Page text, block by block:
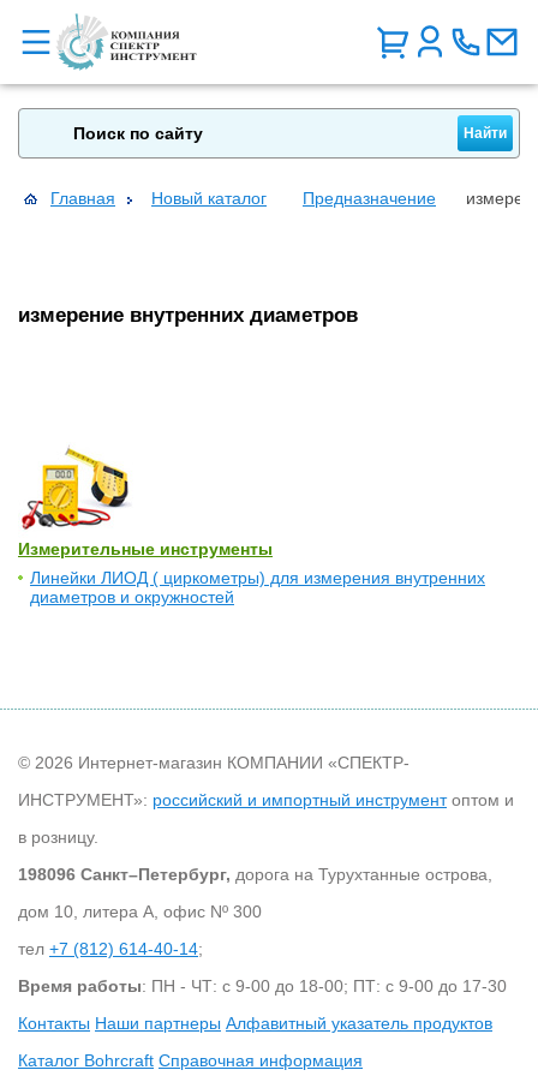
Главная Новый каталог Предназначение
измерение внутренних диаметров
Измерительные инструменты
Линейки ЛИОД ( циркометры) для измерения внутренних
диаметров и окружностей
© 2026 Интернет-магазин КОМПАНИИ «СПЕКТР-
ИНСТРУМЕНТ»: российский и импортный инструментоптом и
в розницу.
198096 Санкт–Петербург, дорога на Турухтанные острова,
дом 10, литера А, офис Nº 300
тел +7 (812) 614-40-14;
Время работы: ПН - ЧТ: с 9-00 до 18-00; ПТ: с 9-00 до 17-30
Контакты Наши партнеры Алфавитный указатель продуктов
Каталог Bohrcraft Справочная информация